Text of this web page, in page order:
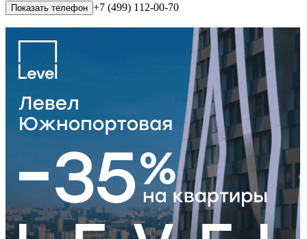
Показать телефон +7 (499) 112-00-70